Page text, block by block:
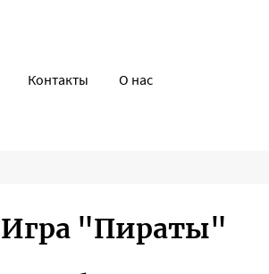
Контакты О нас
Игра "Пираты"